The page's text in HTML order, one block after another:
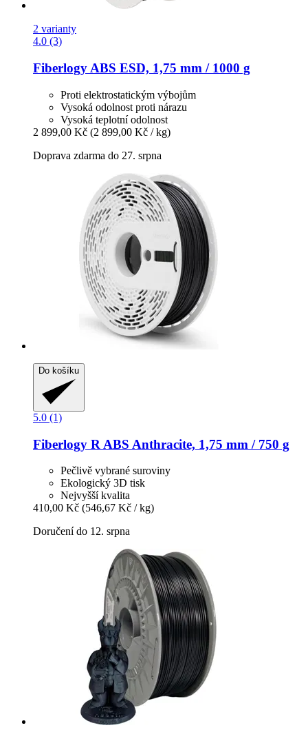
2 varianty
4.0 (3)
Fiberlogy ABS ESD, 1,75 mm / 1000 g
Proti elektrostatickým výbojům
Vysoká odolnost proti nárazu
Vysoká teplotní odolnost
2 899,00 Kč (2 899,00 Kč / kg)
Doprava zdarma do 27. srpna
Do košíku
5.0 (1)
Fiberlogy R ABS Anthracite, 1,75 mm / 750 g
Pečlivě vybrané suroviny
Ekologický 3D tisk
Nejvyšší kvalita
410,00 Kč (546,67 Kč / kg)
Doručení do 12. srpna